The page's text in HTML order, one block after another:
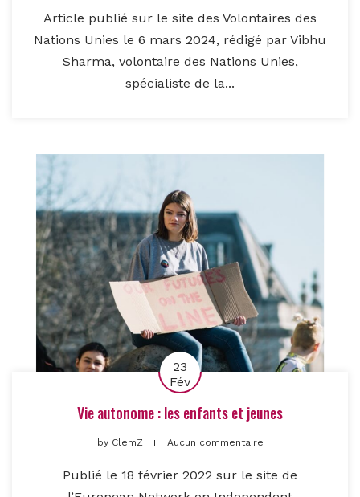
Article publié sur le site des Volontaires des
Nations Unies le 6 mars 2024, rédigé par Vibhu
Sharma, volontaire des Nations Unies,
spécialiste de la...
23
Fév
Vie autonome : les enfants et jeunes
byClemZ Aucun commentaire
Publié le 18 février 2022 sur le site de